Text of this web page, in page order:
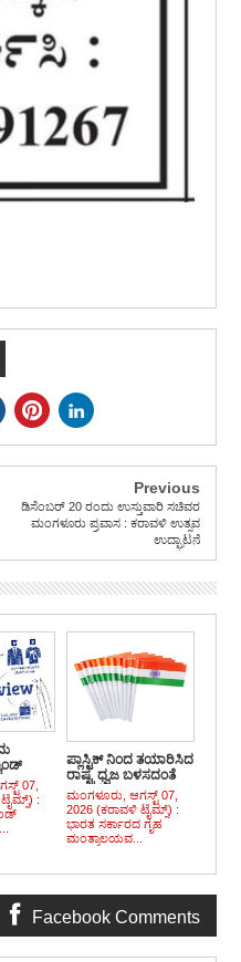
Previous
ಡಿಸೆಂಬರ್ 20 ರಂದು ಉಸ್ತುವಾರಿ ಸಚಿವರ
ಮಂಗಳೂರು ಪ್ರವಾಸ : ಕರಾವಳಿ ಉತ್ಸವ
ಉದ್ಘಾಟನೆ
07,
:
ಪ್ಲಾಸ್ಟಿಕ್ ನಿಂದ ತಯಾರಿಸಿದ
ರಾಷ್ಟ್ರ ಧ್ವಜ ಬಳಸದಂತೆ
ಸೂಚನೆ
ಮಂಗಳೂರು, ಆಗಸ್ಟ್ 07,
2026 (ಕರಾವಳಿ ಟೈಮ್ಸ್) :
ಭಾರತ ಸರ್ಕಾರದ ಗೃಹ
ಮಂತ್ರಾಲಯವ...
Facebook Comments